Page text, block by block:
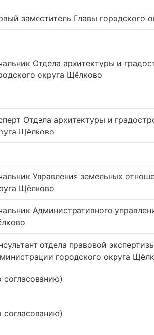
заместитель Главы городского
Отдела архитектуры и
округа Щёлково
Отдела архитектуры и
Щёлково
Управления земельных
Щёлково
Административного
отдела правовой
городского округа
согласованию)
согласованию)